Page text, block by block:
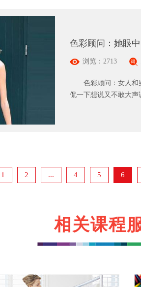
色彩顾问：她眼
浏览：2713
色彩顾问：女人和男
侃一下想说又不敢大
1 2 ... 4 5 6
相关课程